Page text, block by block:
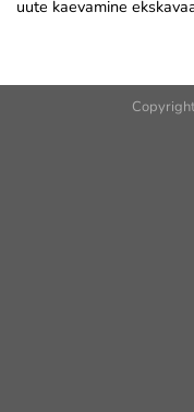
uute kaevamine